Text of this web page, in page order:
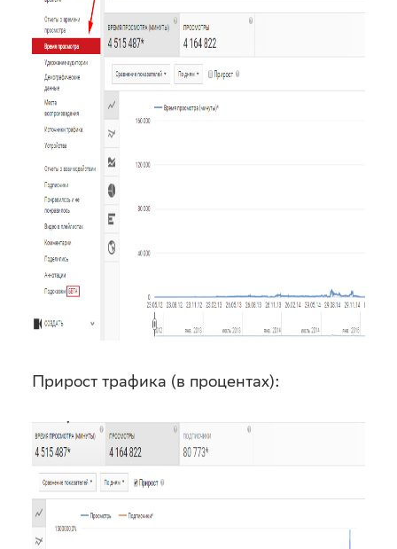
Прирост трафика (в процентах):